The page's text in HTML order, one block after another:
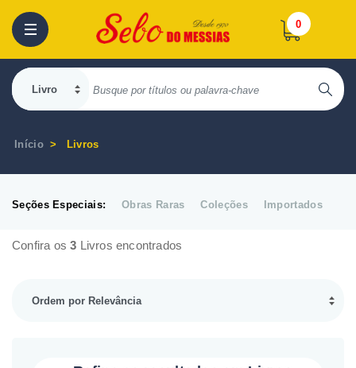
0
Início Livros
Seções Especiais: Obras Raras Coleções Importados
Confira os3 Livros encontrados